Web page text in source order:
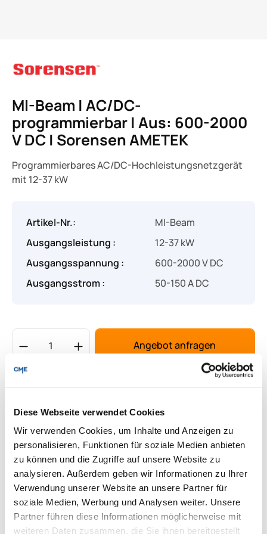
Diese Webseite verwendet Cookies
Wir verwenden Cookies, um Inhalte und Anzeigen zu
personalisieren, Funktionen für soziale Medien anbieten
zu können und die Zugriffe auf unsere Website zu
analysieren. Außerdem geben wir Informationen zu Ihrer
Verwendung unserer Website an unsere Partner für
soziale Medien, Werbung und Analysen weiter. Unsere
Partner führen diese Informationen möglicherweise mit
weiteren Daten zusammen, die Sie ihnen bereitgestellt
MI-Beam | AC/DC-
programmierbar | Aus: 600-2000
V DC | Sorensen AMETEK
Programmierbares AC/DC-Hochleistungsnetzgerät
mit 12-37 kW
Lieferung & Rücksendungen
Artikel-Nr.:
MI-Beam
Ausgangsleistung :
12-37 kW
Ausgangsspannung :
600-2000 V DC
Ausgangsstrom :
50-150 A DC
Produkt Anzahl: Gib den gewünschten
Angebot anfragen
Downloads zum Produkt
Fragen zum Produkt